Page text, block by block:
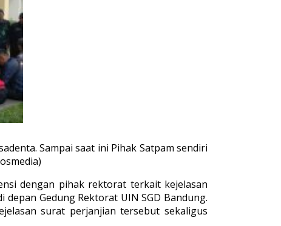
Sampai saat ini Pihak Satpam sendiri
dengan pihak rektorat terkait kejelasan
Gedung Rektorat UIN SGD Bandung.
surat perjanjian tersebut sekaligus